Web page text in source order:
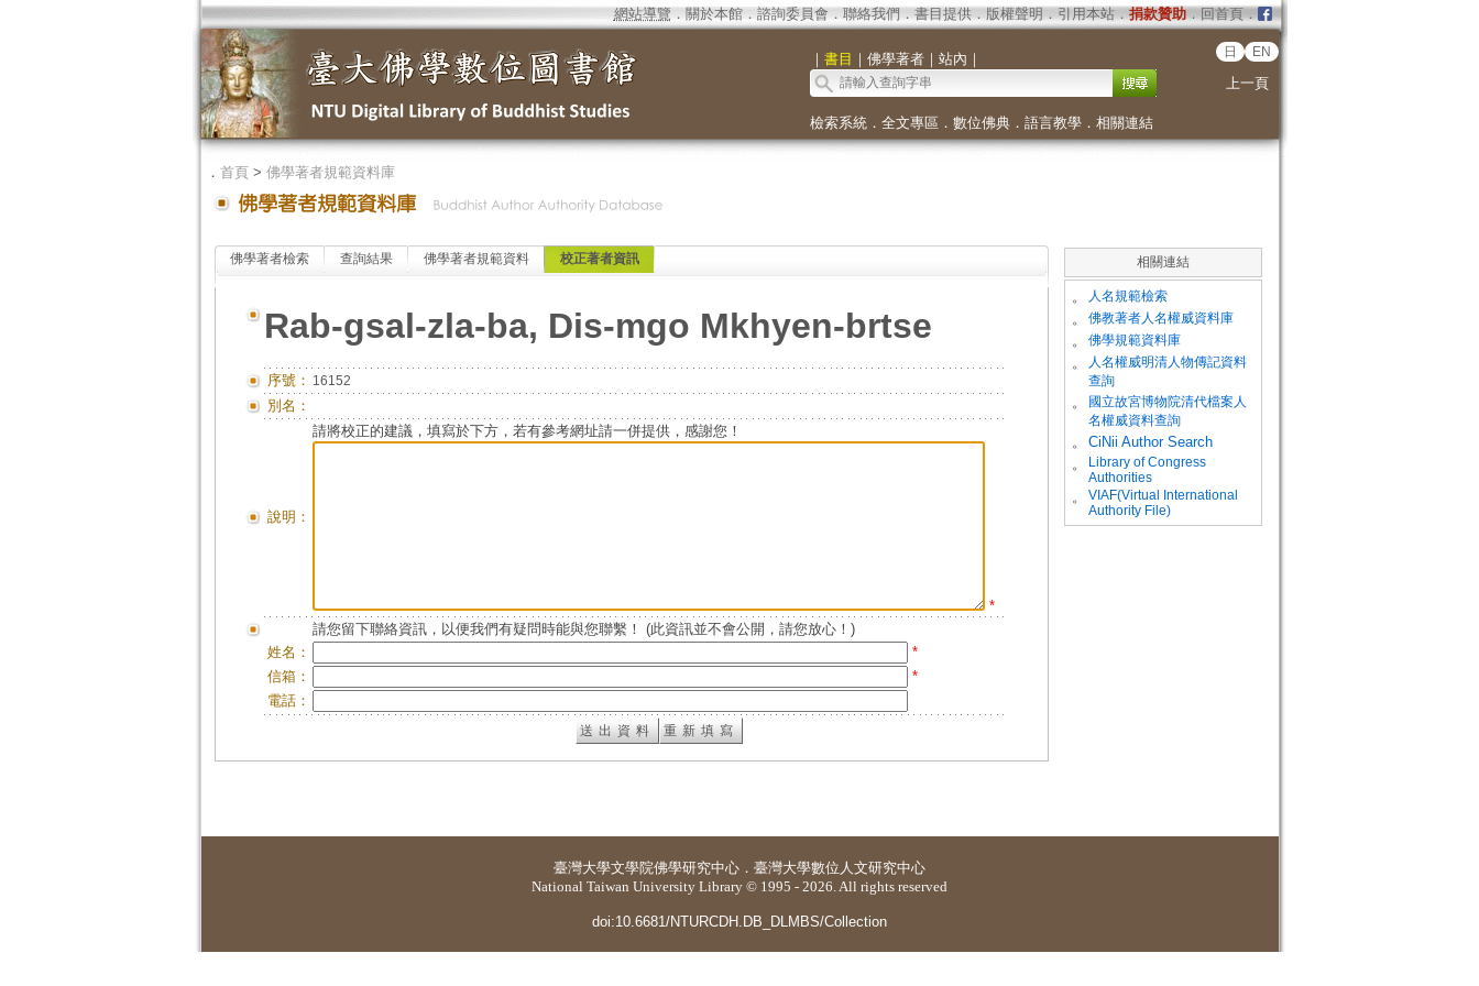
網站導覽 ． 關於本館． 諮詢委員會． 聯絡我們 ． 書目提供． 版權聲明 ． 引用本站． 捐款贊助．回首頁．
｜ 書目 ｜ 佛學著者｜ 站內 ｜ 日 EN
上一頁
檢索系統． 全文專區 ． 數位佛典． 語言教學． 相關連結
． 首頁> 佛學著者規範資料庫
佛學著者檢索 查詢結果 佛學著者規範資料 校正著者資訊
Rab-gsal-zla-ba, Dis-mgo Mkhyen-brtse
序號： 16152
別名：
說明：
請將校正的建議，填寫於下方，若有參考網址請一併提供，感謝您！
*
請您留下聯絡資訊，以便我們有疑問時能與您聯繫！ (此資訊並不會公開，請您放心！)
姓名：
*
信箱：
*
電話：
相關連結
。 人名規範檢索
。 佛教著者人名權威資料庫
。 佛學規範資料庫
。
人名權威明清人物傳記資料
查詢
。
國立故宮博物院清代檔案人
名權威資料查詢
。
CiNii Author Search
。
Library of Congress
Authorities
。
VIAF(Virtual International
Authority File)
臺灣大學文學院佛學研究中心 ． 臺灣大學數位人文研究中心
National Taiwan University Library © 1995 - 2026. All rights reserved
doi:10.6681/NTURCDH.DB_DLMBS/Collection